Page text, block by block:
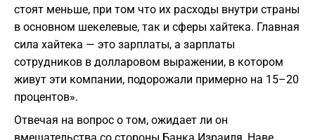
стоят меньше, при том что их расходы внутри страны
в основном шекелевые, так и сферы хайтека. Главная
сила хайтека — это зарплаты, а зарплаты
сотрудников в долларовом выражении, в котором
живут эти компании, подорожали примерно на 15–20
процентов».
Отвечая на вопрос о том, ожидает ли он